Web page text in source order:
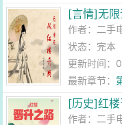
[言情]无
作者： 二手
状态：完本
更新时间
最新章节：
[历史]红
作者： 二手